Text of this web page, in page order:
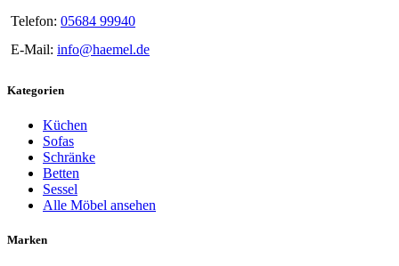
Telefon: 05684 99940
E-Mail: info@haemel.de
Kategorien
Küchen
Sofas
Schränke
Betten
Sessel
Alle Möbel ansehen
Marken